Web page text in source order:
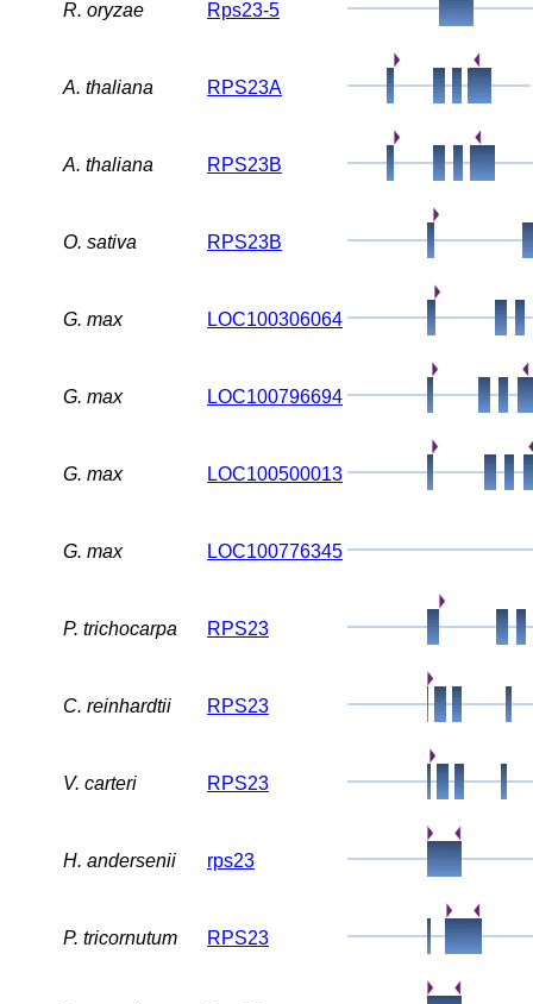
R. oryzae Rps23-5
A. thaliana RPS23A
A. thaliana RPS23B
O. sativa RPS23B
G. max LOC100306064
G. max LOC100796694
G. max LOC100500013
G. max LOC100776345
P. trichocarpa RPS23
C. reinhardtii RPS23
V. carteri RPS23
H. andersenii rps23
P. tricornutum RPS23